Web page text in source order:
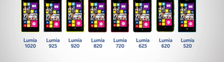
dem "Lumia Black"-Update auszustatten. Die neue
die bei den neuen Windows Phone 8-Modellen,
dem Lumia 1320 und 1520, bereits vorinstalliert ist,
nun auch den Weg auf die älteren Devices. Die
des Updates beginnt ab sofort, vorerst werden